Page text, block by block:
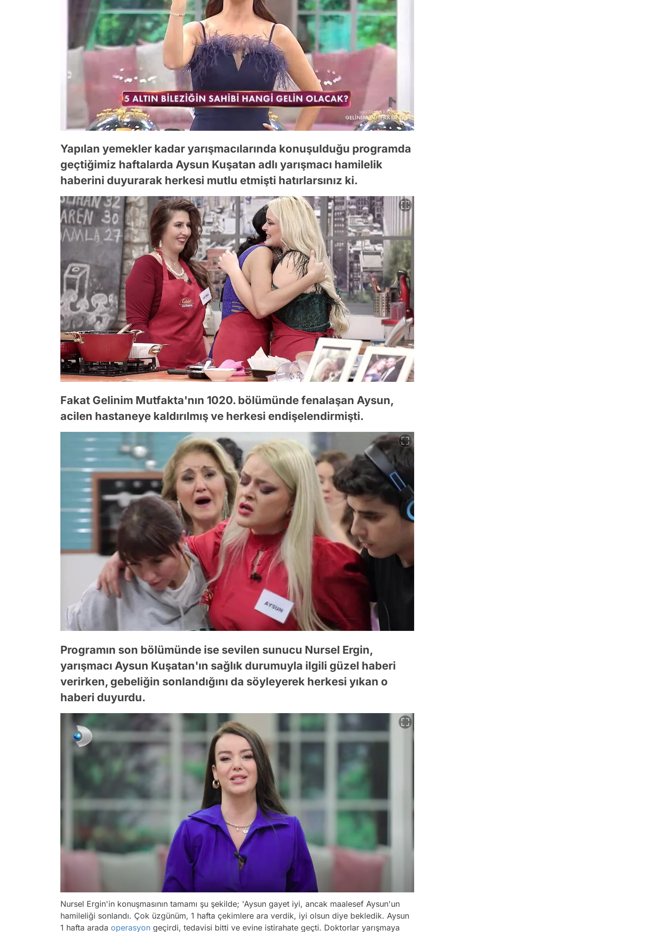
Yapılan yemekler kadar yarışmacılarında konuşulduğu programda
geçtiğimiz haftalarda Aysun Kuşatan adlı yarışmacı hamilelik
haberini duyurarak herkesi mutlu etmişti hatırlarsınız ki.
Fakat Gelinim Mutfakta'nın 1020. bölümünde fenalaşan Aysun,
acilen hastaneye kaldırılmış ve herkesi endişelendirmişti.
Programın son bölümünde ise sevilen sunucu Nursel Ergin,
yarışmacı Aysun Kuşatan'ın sağlık durumuyla ilgili güzel haberi
verirken, gebeliğin sonlandığını da söyleyerek herkesi yıkan o
haberi duyurdu.
Nursel Ergin'in konuşmasının tamamı şu şekilde; 'Aysun gayet iyi, ancak maalesef Aysun'un
hamileliği sonlandı. Çok üzgünüm, 1 hafta çekimlere ara verdik, iyi olsun diye bekledik. Aysun
1 hafta arada operasyon geçirdi, tedavisi bitti ve evine istirahate geçti. Doktorlar yarışmaya